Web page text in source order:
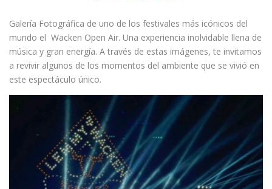
Galería Fotográfica de uno de los festivales más icónicos del
mundo el Wacken Open Air. Una experiencia inolvidable llena de
música y gran energía. A través de estas imágenes, te invitamos
a revivir algunos de los momentos del ambiente que se vivió en
este espectáculo único.